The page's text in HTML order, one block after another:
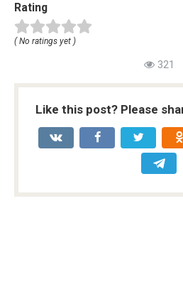
Rating
( No ratings yet )
321
Like this post? Please